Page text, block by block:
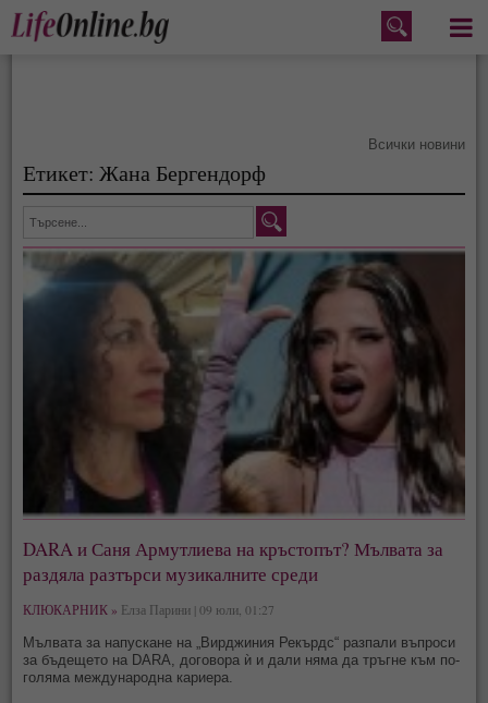
Меню
Всички новини
Етикет: Жана Бергендорф
DARA и Саня Армутлиева на кръстопът? Мълвата за
раздяла разтърси музикалните среди
КЛЮКАРНИК » Елза Парини | 09 юли, 01:27
Мълвата за напускане на „Вирджиния Рекърдс“ разпали въпроси
за бъдещето на DARA, договора ѝ и дали няма да тръгне към по-
голяма международна кариера.